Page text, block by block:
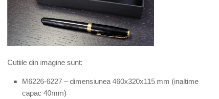
Cutiile din imagine sunt:
M6226-6227 – dimensiunea 460x320x115 mm (inaltime
capac 40mm)